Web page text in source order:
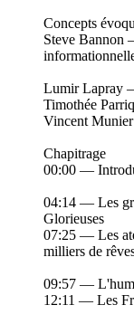
Concepts
Steve Bannon
Lumir Lapray
Timothée
Vincent
Chapitrage
00:00 —
04:14 — Les
Glorieuses
07:25 — Les
milliers de
09:57 —
12:11 — Les